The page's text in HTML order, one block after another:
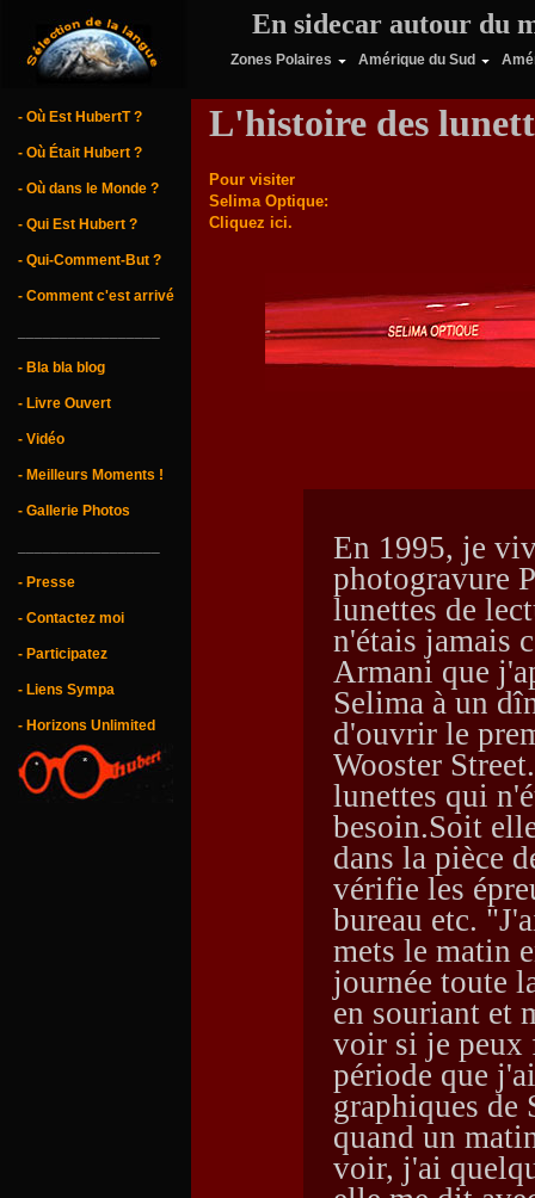
En sidecar autour du
Zones Polaires Amérique du Sud
- Où Est HubertT ?
- Où Était Hubert ?
- Où dans le Monde ?
- Qui Est Hubert ?
- Qui-Comment-But ?
- Comment c'est arrivé
- Bla bla blog
- Livre Ouvert
- Vidéo
- Meilleurs Moments !
- Gallerie Photos
- Presse
- Contactez moi
- Participatez
- Liens Sympa
- Horizons Unlimited
L'histoire des
Pour visiter
Selima Optique:
Cliquez ici.
En 1995, je
photogravure
lunettes de
n'étais jamais
Armani que
Selima à un
d'ouvrir le
Wooster
lunettes qui
besoin.Soit
dans la pièce
vérifie les
bureau etc.
mets le matin
journée toute
en souriant et
voir si je peux
période que
graphiques de
quand un
voir, j'ai